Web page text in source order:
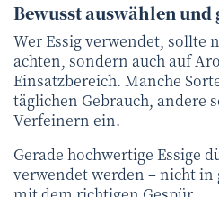
Bewusst auswählen und
Wer Essig verwendet, sollte
achten, sondern auch auf
Einsatzbereich. Manche
täglichen Gebrauch, andere
Verfeinern ein.
Gerade hochwertige Essige
verwendet werden – nicht